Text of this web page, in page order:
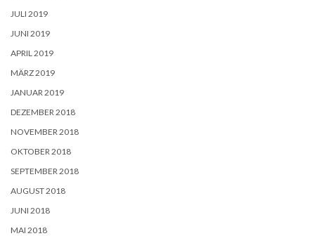
JULI 2019
JUNI 2019
APRIL 2019
MÄRZ 2019
JANUAR 2019
DEZEMBER 2018
NOVEMBER 2018
OKTOBER 2018
SEPTEMBER 2018
AUGUST 2018
JUNI 2018
MAI 2018